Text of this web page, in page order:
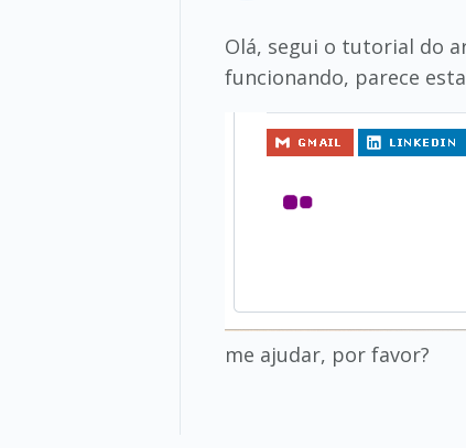
Olá, segui o tutorial do
funcionando, parece
me ajudar, por favor?